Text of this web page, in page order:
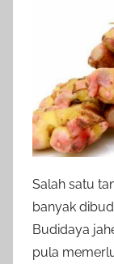
Salah satu
banyak
Budidaya
pula